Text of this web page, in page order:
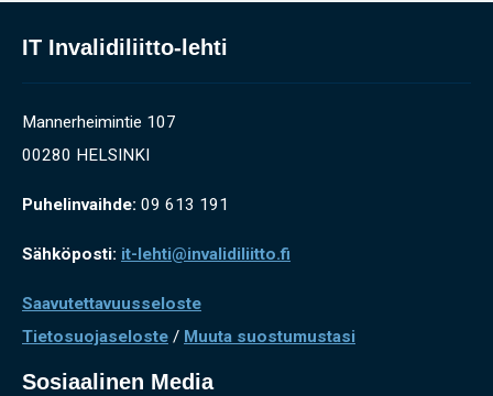
IT Invalidiliitto-lehti
Mannerheimintie 107
00280 HELSINKI
Puhelinvaihde: 09 613 191
Sähköposti: it-lehti@invalidiliitto.fi
Saavutettavuusseloste
Tietosuojaseloste / Muuta suostumustasi
Sosiaalinen Media